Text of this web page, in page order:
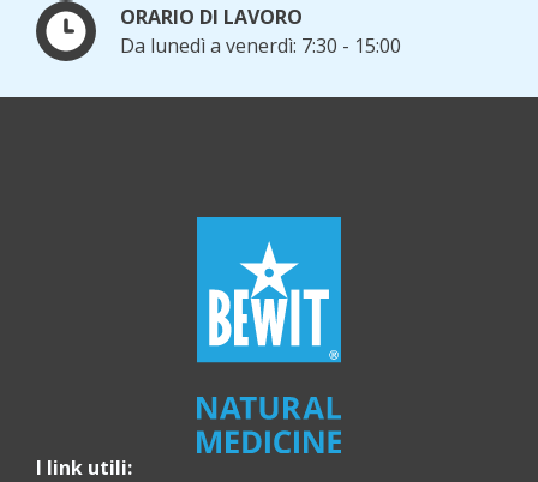
ORARIO DI LAVORO
Da lunedì a venerdì: 7:30 - 15:00
I link utili: